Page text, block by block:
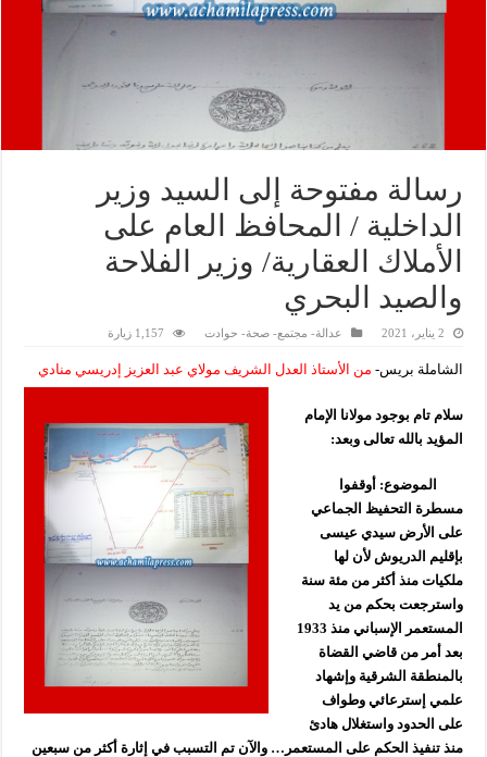
رسالة مفتوحة إلى السيد وزير
الداخلية / المحافظ العام على
الأملاك العقارية/ وزير الفلاحة
والصيد البحري
2 يناير، 2021 عدالة- مجتمع- صحة- حوادت 1,157 زيارة
الشاملة بريس- من الأستاذ العدل الشريف مولاي عبد العزيز إدريسي منادي
سلام تام بوجود مولانا الإمام
المؤيد بالله تعالى وبعد:
الموضوع: أوقفوا
مسطرة التحفيظ الجماعي
على الأرض سيدي عيسى
بإقليم الدريوش لأن لها
ملكيات منذ أكثر من مئة سنة
واسترجعت بحكم من يد
المستعمر الإسباني منذ 1933
بعد أمر من قاضي القضاة
بالمنطقة الشرقية وإشهاد
علمي إسترعائي وطواف
على الحدود واستغلال هادئ
منذ تنفيذ الحكم على المستعمر… والآن تم التسبب في إثارة أكثر من سبعين